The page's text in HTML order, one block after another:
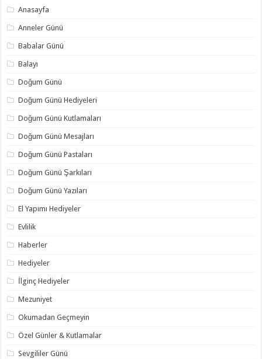
Anasayfa
Anneler Günü
Babalar Günü
Balayı
Doğum Günü
Doğum Günü Hediyeleri
Doğum Günü Kutlamaları
Doğum Günü Mesajları
Doğum Günü Pastaları
Doğum Günü Şarkıları
Doğum Günü Yazıları
El Yapımı Hediyeler
Evlilik
Haberler
Hediyeler
İlginç Hediyeler
Mezuniyet
Okumadan Geçmeyin
Özel Günler & Kutlamalar
Sevgililer Günü